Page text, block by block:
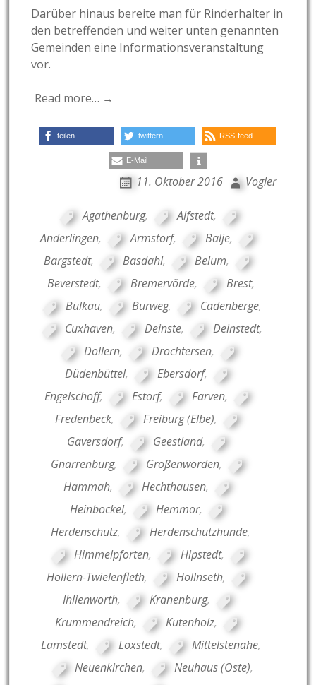
Darüber hinaus bereite man für Rinderhalter in
den betreffenden und weiter unten genannten
Gemeinden eine Informationsveranstaltung
vor.
Read more… →
teilen twittern RSS-feed
E-Mail
11. Oktober 2016 Vogler
Agathenburg, Alfstedt,
Anderlingen, Armstorf, Balje,
Bargstedt, Basdahl, Belum,
Beverstedt, Bremervörde, Brest,
Bülkau, Burweg, Cadenberge,
Cuxhaven, Deinste, Deinstedt,
Dollern, Drochtersen,
Düdenbüttel, Ebersdorf,
Engelschoff, Estorf, Farven,
Fredenbeck, Freiburg (Elbe),
Gaversdorf, Geestland,
Gnarrenburg, Großenwörden,
Hammah, Hechthausen,
Heinbockel, Hemmor,
Herdenschutz, Herdenschutzhunde,
Himmelpforten, Hipstedt,
Hollern-Twielenfleth, Hollnseth,
Ihlienworth, Kranenburg,
Krummendreich, Kutenholz,
Lamstedt, Loxstedt, Mittelstenahe,
Neuenkirchen, Neuhaus (Oste),